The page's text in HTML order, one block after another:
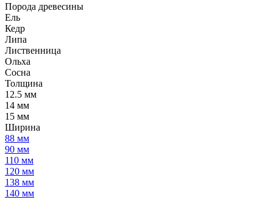
Порода древесины
Ель
Кедр
Липа
Лиственница
Ольха
Сосна
Толщина
12.5 мм
14 мм
15 мм
Ширина
88 мм
90 мм
110 мм
120 мм
138 мм
140 мм